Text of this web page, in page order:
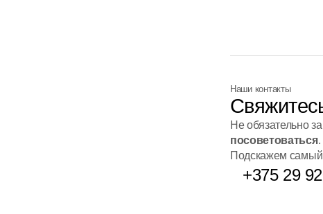
Наши контакты
Не обязательно
посоветоваться.
Подскажем самый
+375 29